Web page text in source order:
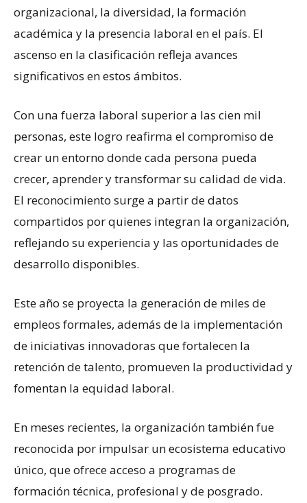
organizacional, la diversidad, la formación
académica y la presencia laboral en el país. El
ascenso en la clasificación refleja avances
significativos en estos ámbitos.
Con una fuerza laboral superior a las cien mil
personas, este logro reafirma el compromiso de
crear un entorno donde cada persona pueda
crecer, aprender y transformar su calidad de vida.
El reconocimiento surge a partir de datos
compartidos por quienes integran la organización,
reflejando su experiencia y las oportunidades de
desarrollo disponibles.
Este año se proyecta la generación de miles de
empleos formales, además de la implementación
de iniciativas innovadoras que fortalecen la
retención de talento, promueven la productividad y
fomentan la equidad laboral.
En meses recientes, la organización también fue
reconocida por impulsar un ecosistema educativo
único, que ofrece acceso a programas de
formación técnica, profesional y de posgrado.